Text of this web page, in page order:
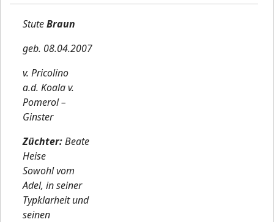
StuteBraun
geb. 08.04.2007
v. Pricolino
a.d. Koala v.
Pomerol –
Ginster
Züchter:Beate
Heise
Sowohl vom
Adel, in seiner
Typklarheit und
seinen